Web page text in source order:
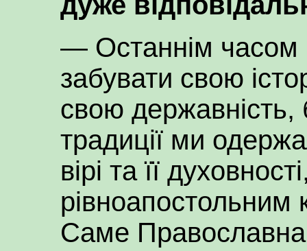
— Останнім часом
забувати свою
свою державність,
традиції ми
вірі та її
Саме